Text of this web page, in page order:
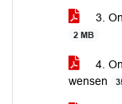
3.
2 MB
4.
wensen